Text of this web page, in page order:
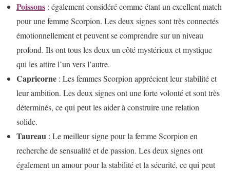
Poissons : également considéré comme étant un excellent match
pour une femme Scorpion. Les deux signes sont très connectés
émotionnellement et peuvent se comprendre sur un niveau
profond. Ils ont tous les deux un côté mystérieux et mystique
qui les attire l’un vers l’autre.
Capricorne : Les femmes Scorpion apprécient leur stabilité et
leur ambition. Les deux signes ont une forte volonté et sont très
déterminés, ce qui peut les aider à construire une relation
solide.
Taureau : Le meilleur signe pour la femme Scorpion en
recherche de sensualité et de passion. Les deux signes ont
également un amour pour la stabilité et la sécurité, ce qui peut